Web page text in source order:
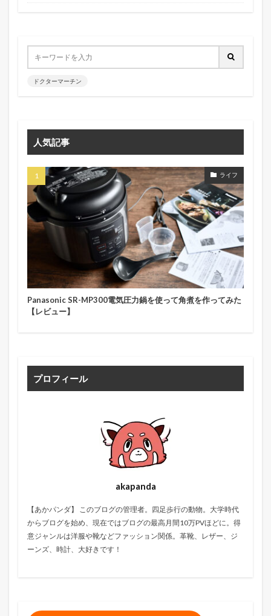
ドクターマーチン
人気記事
ライフ
Panasonic SR-MP300電気圧力鍋を使って角煮を作ってみた
【レビュー】
プロフィール
akapanda
【あかパンダ】 このブログの管理者。四足歩行の動物。大学時代
からブログを始め、現在ではブログの最高月間10万PVほどに。得
意ジャンルは洋服や靴などファッション関係。革靴、レザー、ジ
ーンズ、時計、大好きです！